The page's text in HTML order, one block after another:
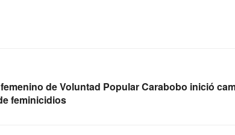
de Voluntad Popular Carabobo inició
feminicidios